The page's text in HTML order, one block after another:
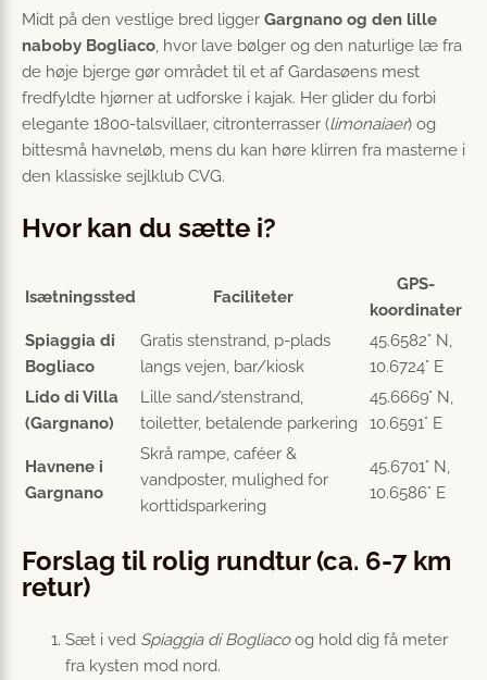
Midt på den vestlige bred ligger Gargnano og den lille
naboby Bogliaco, hvor lave bølger og den naturlige læ fra
de høje bjerge gør området til et af Gardasøens mest
fredfyldte hjørner at udforske i kajak. Her glider du forbi
elegante 1800-talsvillaer, citron­terrasser (limonaiaer) og
bittesmå havneløb, mens du kan høre klirren fra masterne i
den klassiske sejlklub CVG.
Hvor kan du sætte i?
Isætningssted Faciliteter
GPS-
koordinater
Spiaggia di
Bogliaco
Gratis stenstrand, p-plads
langs vejen, bar/kiosk
45.6582° N,
10.6724° E
Lido di Villa
(Gargnano)
Lille sand/stenstrand,
toiletter, betalende parkering
45.6669° N,
10.6591° E
Havnene i
Gargnano
Skrå rampe, caféer &
vandposter, mulighed for
korttids­parkering
45.6701° N,
10.6586° E
Forslag til rolig rundtur (ca. 6-7 km
retur)
Sæt i ved Spiaggia di Bogliacoog hold dig få meter
fra kysten mod nord.